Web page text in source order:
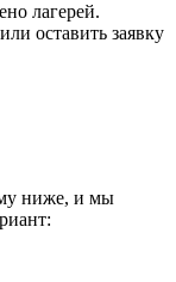
лагерей.
оставить заявку
ниже, и мы